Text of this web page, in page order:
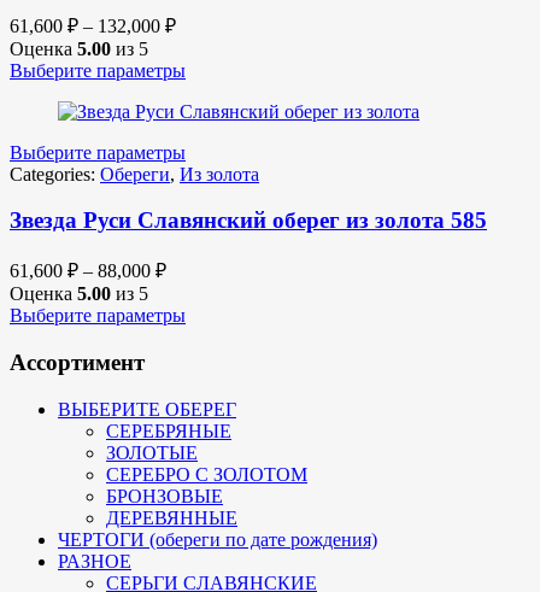
61,600 ₽ – 132,000 ₽
Оценка 5.00 из 5
Выберите параметры
Выберите параметры
Categories: Обереги, Из золота
Звезда Руси Славянский оберег из золота 585
61,600 ₽ – 88,000 ₽
Оценка 5.00 из 5
Выберите параметры
Ассортимент
ВЫБЕРИТЕ ОБЕРЕГ
СЕРЕБРЯНЫЕ
ЗОЛОТЫЕ
СЕРЕБРО С ЗОЛОТОМ
БРОНЗОВЫЕ
ДЕРЕВЯННЫЕ
ЧЕРТОГИ (обереги по дате рождения)
РАЗНОЕ
СЕРЬГИ СЛАВЯНСКИЕ